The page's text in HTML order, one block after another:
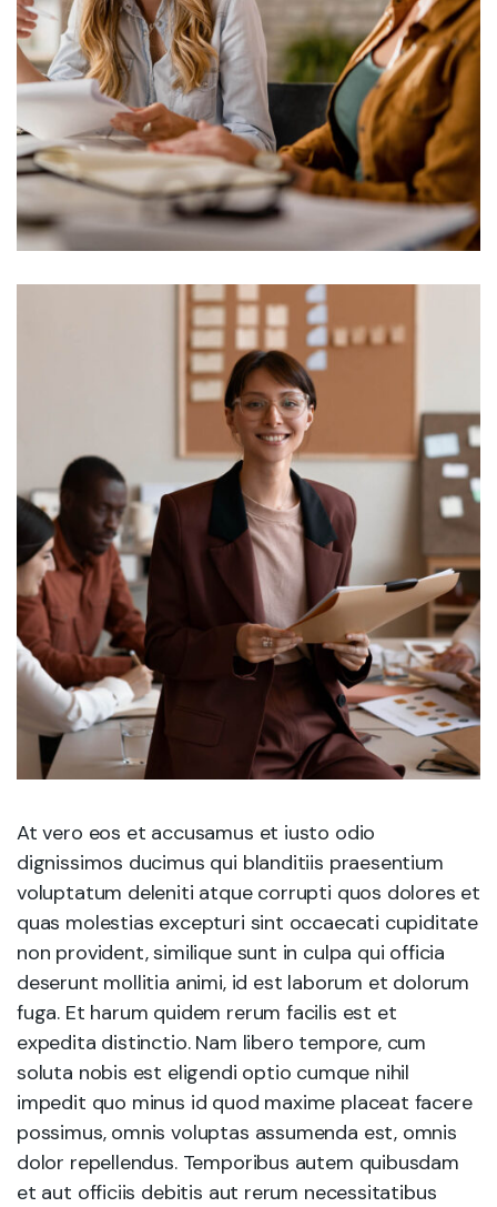
At vero eos et accusamus et iusto odio
dignissimos ducimus qui blanditiis praesentium
voluptatum deleniti atque corrupti quos dolores et
quas molestias excepturi sint occaecati cupiditate
non provident, similique sunt in culpa qui officia
deserunt mollitia animi, id est laborum et dolorum
fuga. Et harum quidem rerum facilis est et
expedita distinctio. Nam libero tempore, cum
soluta nobis est eligendi optio cumque nihil
impedit quo minus id quod maxime placeat facere
possimus, omnis voluptas assumenda est, omnis
dolor repellendus. Temporibus autem quibusdam
et aut officiis debitis aut rerum necessitatibus